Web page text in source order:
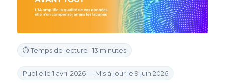
⏱ Temps de lecture : 13 minutes
Publié le 1 avril 2026 — Mis à jour le 9 juin 2026